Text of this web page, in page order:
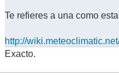
Te refieres a una como
http://
Exacto.